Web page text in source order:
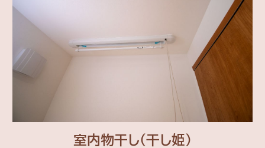
室内物干し（干し姫）